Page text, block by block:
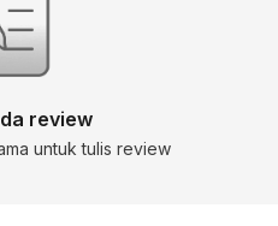
review
untuk tulis review